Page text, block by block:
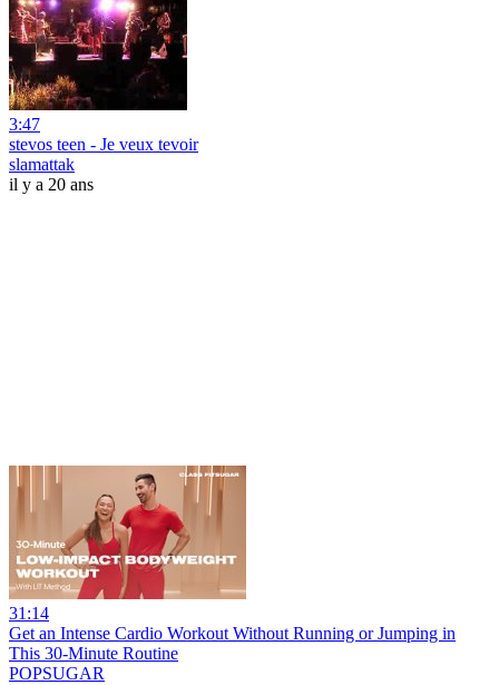
3:47
stevos teen - Je veux tevoir
slamattak
il y a 20 ans
31:14
Get an Intense Cardio Workout Without Running or Jumping in
This 30-Minute Routine
POPSUGAR